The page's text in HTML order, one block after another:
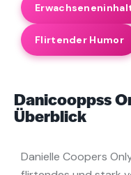
Flirtender Humor
Danicooppss
Überblick
Danielle Coopers